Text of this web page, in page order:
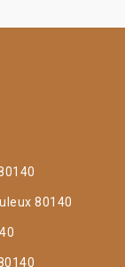
80140